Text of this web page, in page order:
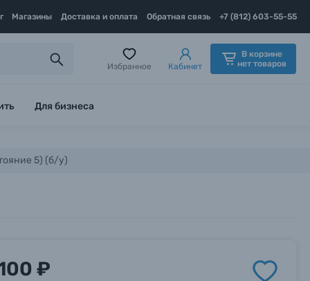
Магазины Доставка и оплата Обратная связь +7 (812) 603-55-55
Избранное Кабинет
В корзине
нет товаров
Для бизнеса
5) (б/у)
₽